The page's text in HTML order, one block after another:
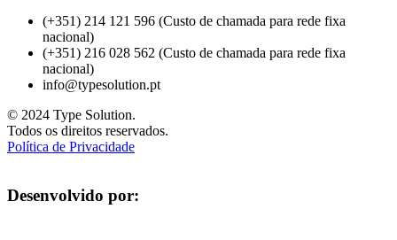
(+351) 214 121 596 (Custo de chamada para rede fixa
nacional)
(+351) 216 028 562 (Custo de chamada para rede fixa
nacional)
info@typesolution.pt
© 2024 Type Solution.
Todos os direitos reservados.
Política de Privacidade
Desenvolvido por: